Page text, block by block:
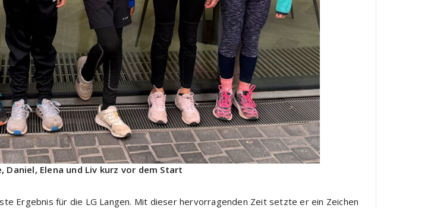
Daniel, Elena und Liv kurz vor dem Start
Ergebnis für die LG Langen. Mit dieser hervorragenden Zeit setzte er ein Zeichen